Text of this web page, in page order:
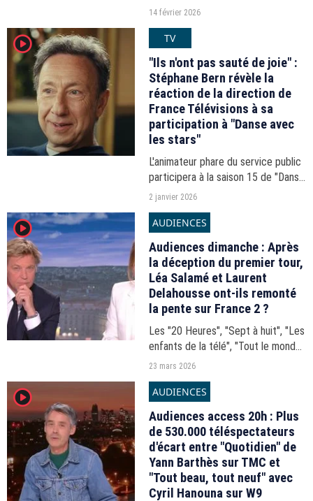
autres pays devienne standard en
14 février 2026
player2 TV
"Ils n'ont pas sauté de joie" :
Stéphane Bern révèle la
réaction de la direction de
France Télévisions à sa
participation à "Danse avec
les stars"
L'animateur phare du service public
participera à la saison 15 de "Danse
avec les stars" sur TF1. Ce qui a
certains, ont estimé que ce n'était
pas une...
2 janvier 2026
player2 AUDIENCES
Audiences dimanche : Après
la déception du premier tour,
Léa Salamé et Laurent
Delahousse ont-ils remonté
la pente sur France 2 ?
Les "20 Heures", "Sept à huit", "Les
enfants de la télé", "Tout le monde
veut prendre sa place"... Les
dimanche 22 mars 2025.
23 mars 2026
player2 AUDIENCES
Audiences access 20h : Plus
de 530.000 téléspectateurs
d'écart entre "Quotidien" de
Yann Barthès sur TMC et
"Tout beau, tout neuf" avec
Cyril Hanouna sur W9